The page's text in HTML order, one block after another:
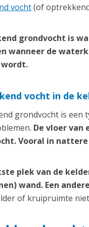
vocht(of
grondvocht is
wanneer de
vocht in de
grondvocht is een
De vloer van
Vooral in
plek van de
wand. Een
of kruipruimte